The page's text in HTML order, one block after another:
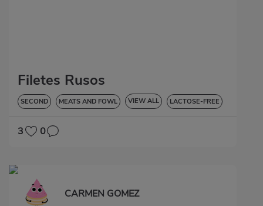
Filetes Rusos
SECOND MEATS AND FOWL VIEW ALL LACTOSE-FREE
3 0
CARMEN GOMEZ